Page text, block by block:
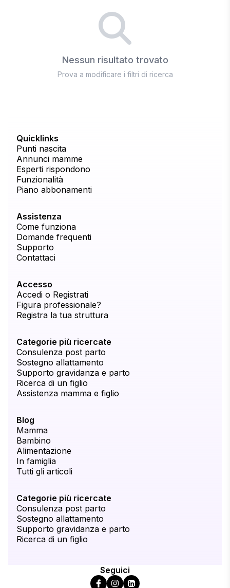
Nessun risultato trovato
Prova a modificare i filtri di ricerca
Quicklinks
Punti nascita
Annunci mamme
Esperti rispondono
Funzionalità
Piano abbonamenti
Assistenza
Come funziona
Domande frequenti
Supporto
Contattaci
Accesso
Accedi o Registrati
Figura professionale?
Registra la tua struttura
Categorie più ricercate
Consulenza post parto
Sostegno allattamento
Supporto gravidanza e parto
Ricerca di un figlio
Assistenza mamma e figlio
Blog
Mamma
Bambino
Alimentazione
In famiglia
Tutti gli articoli
Categorie più ricercate
Consulenza post parto
Sostegno allattamento
Supporto gravidanza e parto
Ricerca di un figlio
Seguici